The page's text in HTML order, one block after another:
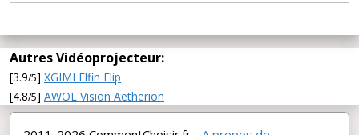
Autres Vidéoprojecteur:
[3.9/5] XGIMI Elfin Flip
[4.8/5] AWOL Vision Aetherion